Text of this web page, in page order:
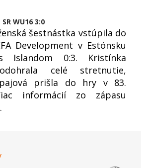
WU16 3:0
šestnástka vstúpila do
Development v Estónsku
Islandom 0:3. Kristínka
celé stretnutie,
prišla do hry v 83.
informácií zo zápasu
.